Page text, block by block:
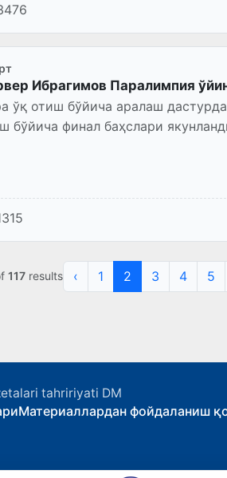
Ибрагимов Паралимпия
ўқ отиш бўйича аралаш
бўйича финал баҳслари
117results ‹ 1 2 3 4 5
tahririyati DM
Материаллардан фойдаланиш